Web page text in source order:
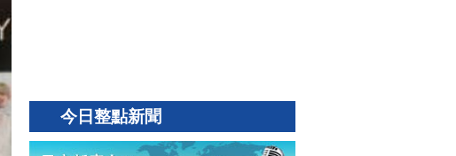
今日整點新聞